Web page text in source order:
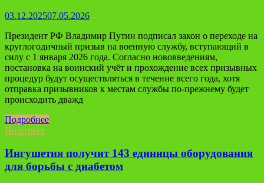
03.12.202507.05.2026
Президент РФ Владимир Путин подписал закон о переходе на
круглогодичный призыв на военную службу, вступающий в
силу с 1 января 2026 года. Согласно нововведениям,
постановка на воинский учёт и прохождение всех призывных
процедур будут осуществляться в течение всего года, хотя
отправка призывников к местам службы по-прежнему будет
происходить дважд
Подробнее
Политика
Ингушетия получит 143 единицы оборудования
для борьбы с диабетом